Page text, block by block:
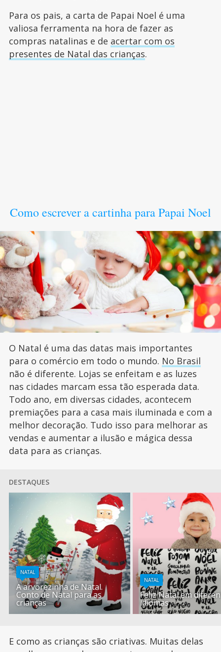
Para os pais, a carta de Papai Noel é uma
valiosa ferramenta na hora de fazer as
compras natalinas e de acertar com os
presentes de Natal das crianças.
Como escrever a cartinha para Papai Noel
O Natal é uma das datas mais importantes
para o comércio em todo o mundo. No Brasil
não é diferente. Lojas se enfeitam e as luzes
nas cidades marcam essa tão esperada data.
Todo ano, em diversas cidades, acontecem
premiações para a casa mais iluminada e com a
melhor decoração. Tudo isso para melhorar as
vendas e aumentar a ilusão e mágica dessa
data para as crianças.
DESTAQUES
NATAL
A arvorezinha de Natal.
Conto de Natal para as
crianças
NATAL
Feliz Natal em
idiomas
E como as crianças são criativas. Muitas delas